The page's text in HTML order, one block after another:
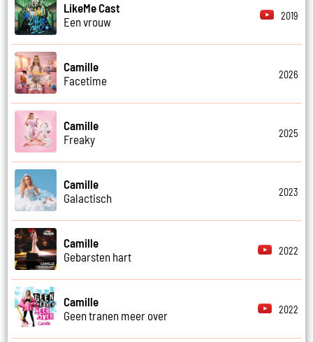
LikeMe Cast
Een vrouw
2019
Camille
Facetime
2026
Camille
Freaky
2025
Camille
Galactisch
2023
Camille
Gebarsten hart
2022
Camille
Geen tranen meer over
2022